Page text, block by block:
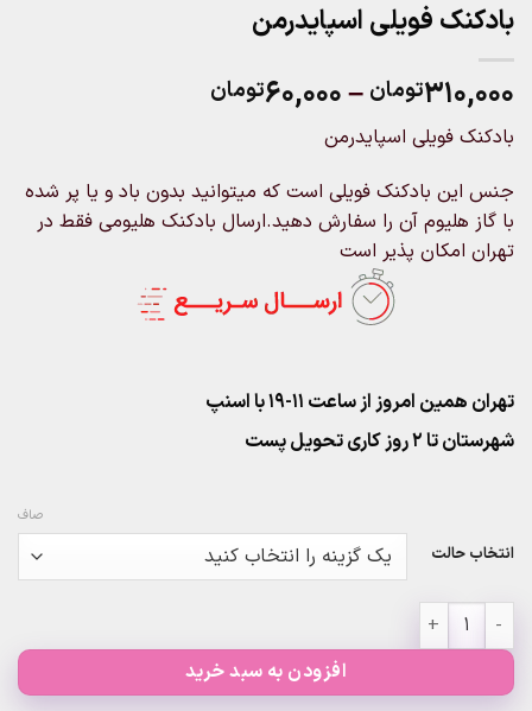
بادکنک فویلی اسپایدرمن
۳۱۰,۰۰۰تومان –۶۰,۰۰۰تومان
through
۳۱۰,۰۰۰تومان
بادکنک فویلی اسپایدرمن
جنس این بادکنک فویلی است که میتوانید بدون باد و یا پر شده
با گاز هلیوم آن را سفارش دهید.ارسال بادکنک هلیومی فقط در
تهران امکان پذیر است
تهران همین امروز از ساعت ۱۱-۱۹ با اسنپ
شهرستان تا 2 روز کاری تحویل پست
انتخاب حالت
صاف
بادکنک فویلی اسپایدرمن عدد
افزودن به سبد خرید